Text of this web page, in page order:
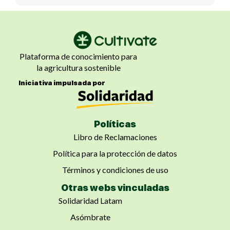
Plataforma de conocimiento para
la agricultura sostenible
Iniciativa impulsada por
Políticas
Libro de Reclamaciones
Política para la protección de datos
Términos y condiciones de uso
Otras webs vinculadas
Solidaridad Latam
Asómbrate